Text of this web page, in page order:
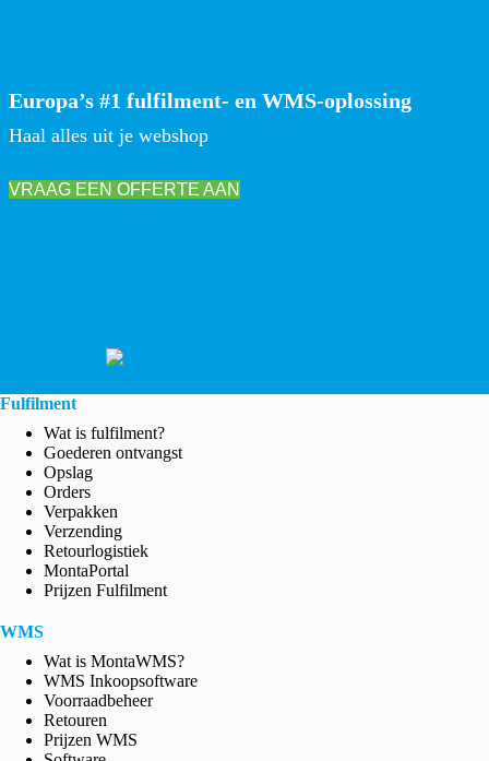
Europa’s #1 fulfilment- en WMS-oplossing
Haal alles uit je webshop
VRAAG EEN OFFERTE AAN
Fulfilment
Wat is fulfilment?
Goederen ontvangst
Opslag
Orders
Verpakken
Verzending
Retourlogistiek
MontaPortal
Prijzen Fulfilment
WMS
Wat is MontaWMS?
WMS Inkoopsoftware
Voorraadbeheer
Retouren
Prijzen WMS